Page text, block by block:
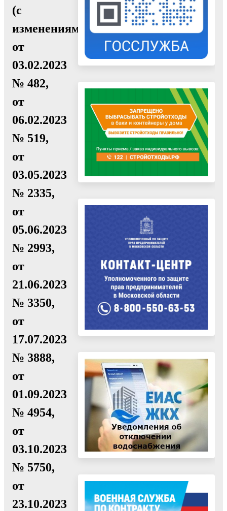
(с
изменениями
от
03.02.2023
№ 482,
от
06.02.2023
№ 519,
от
03.05.2023
№ 2335,
от
05.06.2023
№ 2993,
от
21.06.2023
№ 3350,
от
17.07.2023
№ 3888,
от
01.09.2023
№ 4954,
от
03.10.2023
№ 5750,
от
23.10.2023